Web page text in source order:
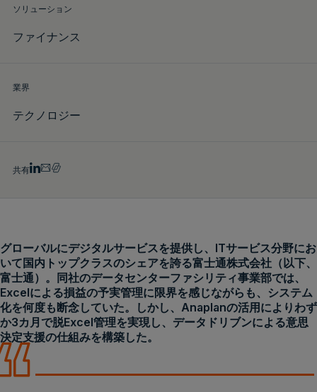
ソリューション
ファイナンス
業界
テクノロジー
共有
グローバルにデジタルサービスを提供し、ITサービス分野にお
いて国内トップクラスのシェアを誇る富士通株式会社（以下、
富士通）。同社のデータセンターファシリティ事業部では、
Excelによる損益の予実管理に限界を感じながらも、システム
化を何度も断念していた。しかし、Anaplanの活用によりわず
か3カ月で脱Excel管理を実現し、データドリブンによる意思
決定支援の仕組みを構築した。